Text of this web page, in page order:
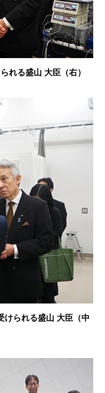
れる盛山 大臣（右）
けられる盛山 大臣（中